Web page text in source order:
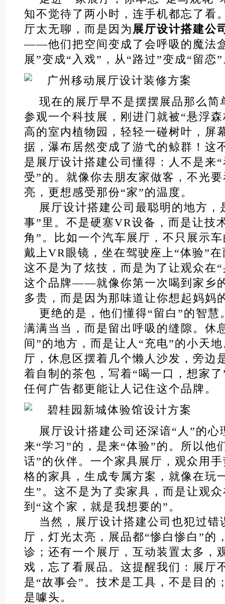
知不觉待了两小时，连手机都忘了看
厅太无聊，而是因为 展厅设计搭建公
——他们把空间变成了会呼吸的魔法
展”变成“入戏”，从“路过”变成“留恋
现在的展厅早不是摆摆展品那么简
参观一个科技展，刚进门就被“悬浮
高的室内植物园，轻轻一碰树叶，屏
据，瀑布居然变成了游弋的鲸群！这
是展厅设计搭建公司懂得：人不是来
受”的。就像你去朋友家做客，不光
亮，更想感受那份“家”的温度。
展厅设计搭建公司最聪明的地方，
事”里。不是硬塞VR设备，而是让技
角”。比如一个汽车展厅，不只展示
戴上VR眼镜，坐在驾驶座上“体验”
这不是为了炫技，而是为了让观众在
这个品牌——就像你第一次喝到家乡
多贵，而是因为那味道让你想起妈妈
更绝的是，他们懂得“留白”的智
满满当当，而是留出呼吸的缝隙。休
间”的地方，而是让人“充电”的小天
厅，休息区摆着几个懒人沙发，旁边
着自制的茶包，写着“喝一口，想家
任何广告都更能让人记住这个品牌。
展厅设计搭建公司还深谙“人”的
来“学习”的，是来“体验”的。所以他
话”的伙伴。一个家具展厅，观众用
格的家具，生成专属方案，就像在玩
生”。这不是为了卖家具，而是让观
到“这个家，就是我想要的”。
当然，展厅设计搭建公司也犯过错
厅，灯光太亮，展品都“惨白惨白”的
诊；还有一个展厅，互动装置太多，
戏，忘了看展品。这提醒我们：展厅
是“故事会”。技术是工具，不是目的
是噱头。